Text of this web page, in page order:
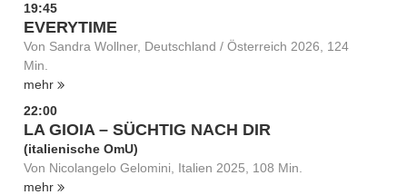
19:45
EVERYTIME
Von Sandra Wollner, Deutschland / Österreich 2026, 124
Min.
mehr
22:00
LA GIOIA – SÜCHTIG NACH DIR
(italienische OmU)
Von Nicolangelo Gelomini, Italien 2025, 108 Min.
mehr